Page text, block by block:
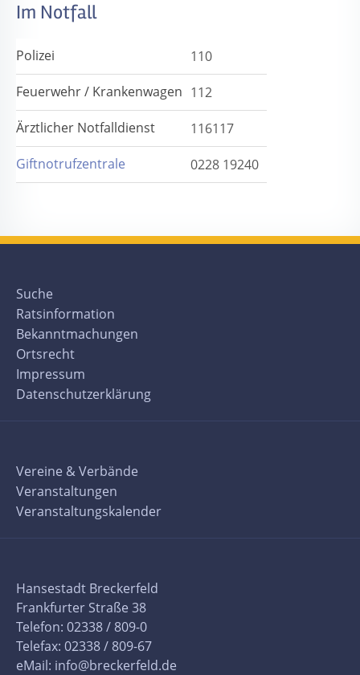
Im Notfall
Polizei
110
Feuerwehr / Krankenwagen 112
Ärztlicher Notfalldienst
116117
Giftnotrufzentrale
0228 19240
Suche
Ratsinformation
Bekanntmachungen
Ortsrecht
Impressum
Datenschutzerklärung
Vereine & Verbände
Veranstaltungen
Veranstaltungskalender
Hansestadt Breckerfeld
Frankfurter Straße 38
Telefon: 02338 / 809-0
Telefax: 02338 / 809-67
eMail: info@breckerfeld.de